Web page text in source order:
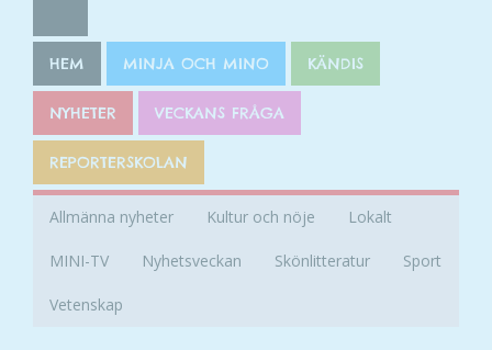
HEM MINJA OCH MINO KÄNDIS
NYHETER VECKANS FRÅGA
REPORTERSKOLAN
Allmänna nyheter Kultur och nöje Lokalt
MINI-TV Nyhetsveckan Skönlitteratur Sport
Vetenskap